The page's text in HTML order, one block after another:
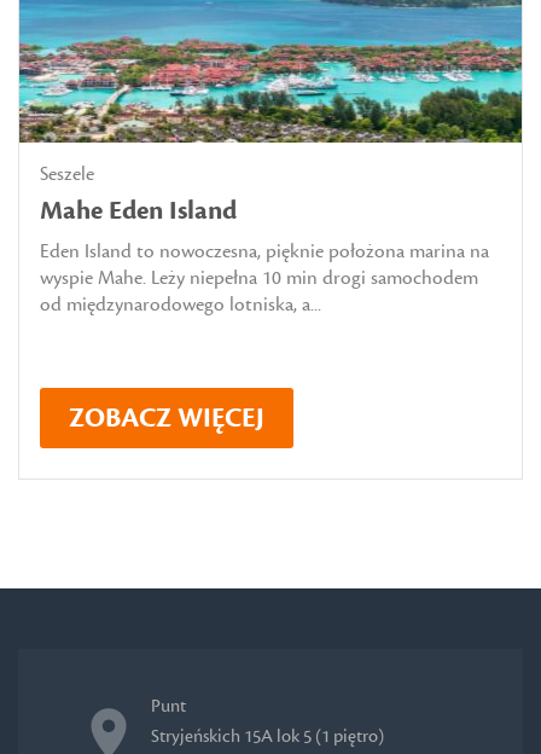
Seszele
Mahe Eden Island
Eden Island to nowoczesna, pięknie położona marina na
wyspie Mahe. Leży niepełna 10 min drogi samochodem
od międzynarodowego lotniska, a...
ZOBACZ WIĘCEJ
Punt
Stryjeńskich 15A lok 5 (1 piętro)